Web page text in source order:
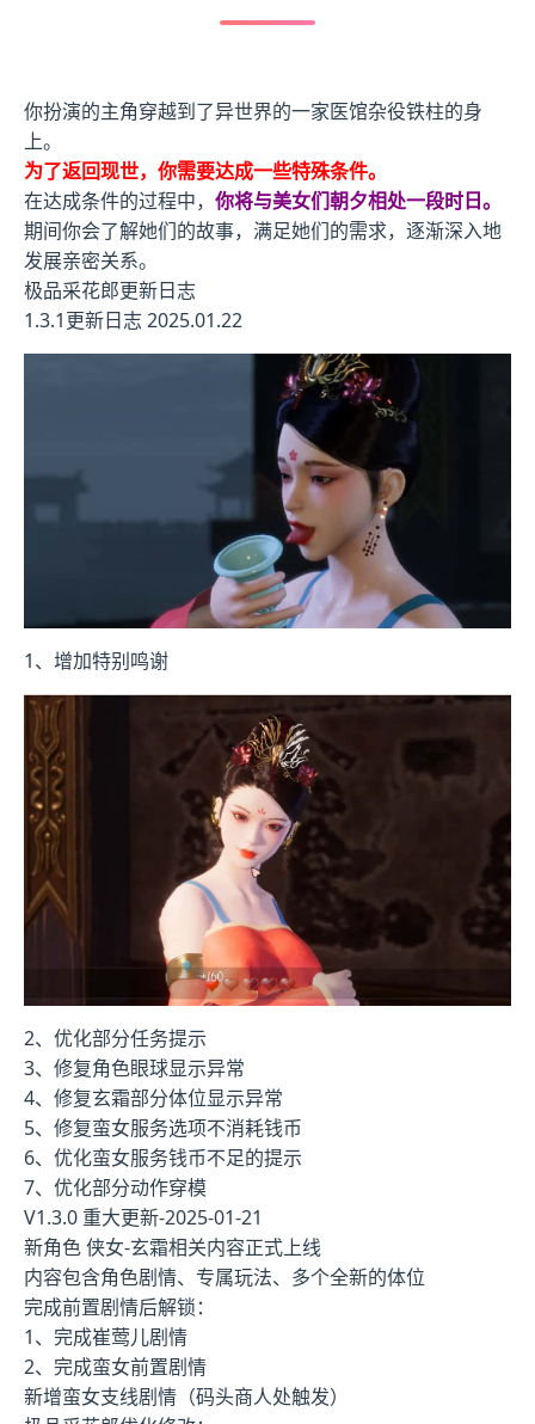
你扮演的主角穿越到了异世界的一家医馆杂役铁柱的身
上。
为了返回现世，你需要达成一些特殊条件。
在达成条件的过程中， 你将与美女们朝夕相处一段时日。
期间你会了解她们的故事，满足她们的需求，逐渐深入地
发展亲密关系。
极品采花郎更新日志
1.3.1更新日志 2025.01.22
1、增加特别鸣谢
2、优化部分任务提示
3、修复角色眼球显示异常
4、修复玄霜部分体位显示异常
5、修复蛮女服务选项不消耗钱币
6、优化蛮女服务钱币不足的提示
7、优化部分动作穿模
V1.3.0 重大更新-2025-01-21
新角色 侠女-玄霜相关内容正式上线
内容包含角色剧情、专属玩法、多个全新的体位
完成前置剧情后解锁：
1、完成崔莺儿剧情
2、完成蛮女前置剧情
新增蛮女支线剧情（码头商人处触发）